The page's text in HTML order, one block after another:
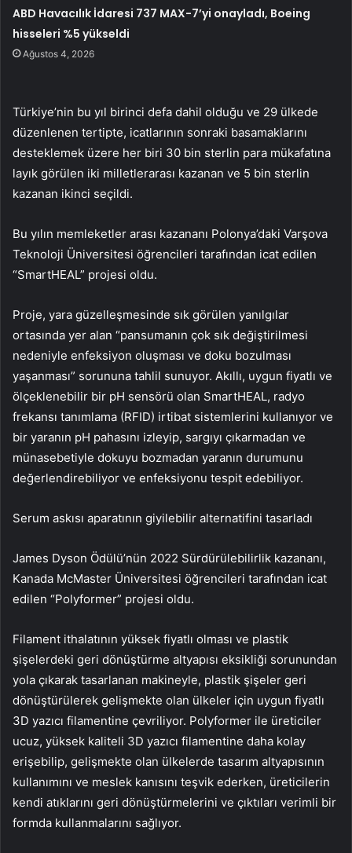
ABD Havacılık İdaresi 737 MAX-7’yi onayladı, Boeing
hisseleri %5 yükseldi
Ağustos 4, 2026
Türkiye’nin bu yıl birinci defa dahil olduğu ve 29 ülkede
düzenlenen tertipte, icatlarının sonraki basamaklarını
desteklemek üzere her biri 30 bin sterlin para mükafatına
layık görülen iki milletlerarası kazanan ve 5 bin sterlin
kazanan ikinci seçildi.
Bu yılın memleketler arası kazananı Polonya’daki Varşova
Teknoloji Üniversitesi öğrencileri tarafından icat edilen
“SmartHEAL” projesi oldu.
Proje, yara güzelleşmesinde sık görülen yanılgılar
ortasında yer alan “pansumanın çok sık değiştirilmesi
nedeniyle enfeksiyon oluşması ve doku bozulması
yaşanması” sorununa tahlil sunuyor. Akıllı, uygun fiyatlı ve
ölçeklenebilir bir pH sensörü olan SmartHEAL, radyo
frekansı tanımlama (RFID) irtibat sistemlerini kullanıyor ve
bir yaranın pH pahasını izleyip, sargıyı çıkarmadan ve
münasebetiyle dokuyu bozmadan yaranın durumunu
değerlendirebiliyor ve enfeksiyonu tespit edebiliyor.
Serum askısı aparatının giyilebilir alternatifini tasarladı
James Dyson Ödülü’nün 2022 Sürdürülebilirlik kazananı,
Kanada McMaster Üniversitesi öğrencileri tarafından icat
edilen “Polyformer” projesi oldu.
Filament ithalatının yüksek fiyatlı olması ve plastik
şişelerdeki geri dönüştürme altyapısı eksikliği sorunundan
yola çıkarak tasarlanan makineyle, plastik şişeler geri
dönüştürülerek gelişmekte olan ülkeler için uygun fiyatlı
3D yazıcı filamentine çevriliyor. Polyformer ile üreticiler
ucuz, yüksek kaliteli 3D yazıcı filamentine daha kolay
erişebilip, gelişmekte olan ülkelerde tasarım altyapısının
kullanımını ve meslek kanısını teşvik ederken, üreticilerin
kendi atıklarını geri dönüştürmelerini ve çıktıları verimli bir
formda kullanmalarını sağlıyor.